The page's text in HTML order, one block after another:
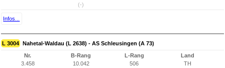
(-)
Infos...
L 3004 Nahetal-Waldau (L 2638) - AS Schleusingen (A 73)
Nr.
3.458
B-Rang
10.042
L-Rang
506
Land
TH